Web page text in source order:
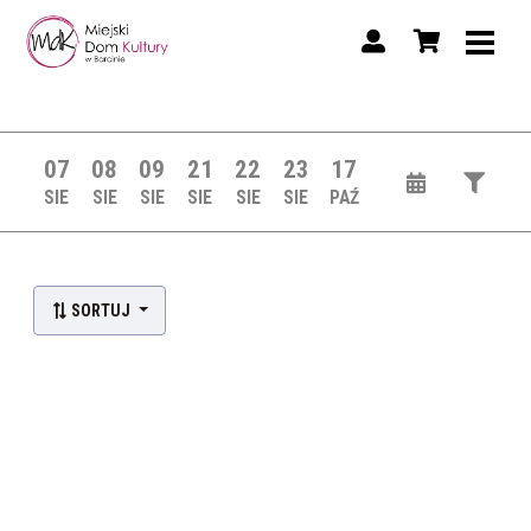
07
SIE
08
SIE
09
SIE
21
SIE
22
SIE
23
SIE
17
PAŹ
SORTUJ